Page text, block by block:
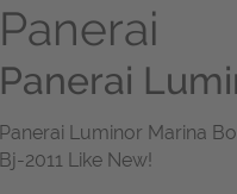
Panerai
Panerai
Panerai Luminor Marina
Bj-2011 Like New!